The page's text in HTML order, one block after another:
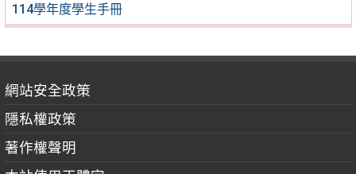
114學年度學生手冊
網站安全政策
隱私權政策
著作權聲明